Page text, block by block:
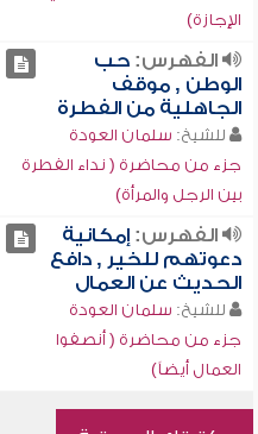
الإجازة)
الفهرس:حب
الوطن , موقف
الجاهلية من الفطرة
للشيخ: سلمان العودة
جزء من محاضرة ( نداء الفطرة
بين الرجل والمرأة)
الفهرس:إمكانية
دعوتهم للخير , دافع
الحديث عن العمال
للشيخ: سلمان العودة
جزء من محاضرة ( أنصفوا
العمال أيضاً)